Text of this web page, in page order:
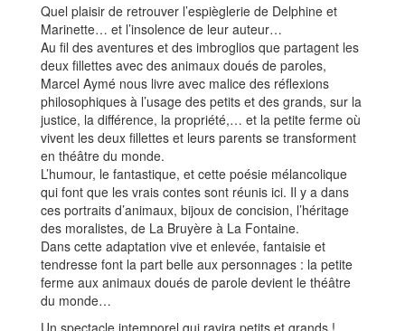
Quel plaisir de retrouver l’espièglerie de Delphine et
Marinette… et l’insolence de leur auteur…
Au fil des aventures et des imbroglios que partagent les
deux fillettes avec des animaux doués de paroles,
Marcel Aymé nous livre avec malice des réflexions
philosophiques à l’usage des petits et des grands, sur la
justice, la différence, la propriété,… et la petite ferme où
vivent les deux fillettes et leurs parents se transforment
en théâtre du monde.
L’humour, le fantastique, et cette poésie mélancolique
qui font que les vrais contes sont réunis ici. Il y a dans
ces portraits d’animaux, bijoux de concision, l’héritage
des moralistes, de La Bruyère à La Fontaine.
Dans cette adaptation vive et enlevée, fantaisie et
tendresse font la part belle aux personnages : la petite
ferme aux animaux doués de parole devient le théâtre
du monde…
Un spectacle intemporel qui ravira petits et grands !